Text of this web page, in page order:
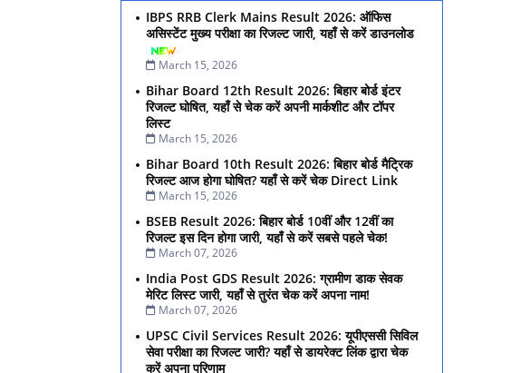
IBPS RRB Clerk Mains Result 2026: ऑफिस
असिस्टेंट मुख्य परीक्षा का रिजल्ट जारी, यहाँ से करें डाउनलोड
March 15, 2026
Bihar Board 12th Result 2026: बिहार बोर्ड इंटर
रिजल्ट घोषित, यहाँ से चेक करें अपनी मार्कशीट और टॉपर
लिस्ट
March 15, 2026
Bihar Board 10th Result 2026: बिहार बोर्ड मैट्रिक
रिजल्ट आज होगा घोषित? यहाँ से करें चेक Direct Link
March 15, 2026
BSEB Result 2026: बिहार बोर्ड 10वीं और 12वीं का
रिजल्ट इस दिन होगा जारी, यहाँ से करें सबसे पहले चेक!
March 07, 2026
India Post GDS Result 2026: ग्रामीण डाक सेवक
मेरिट लिस्ट जारी, यहाँ से तुरंत चेक करें अपना नाम!
March 07, 2026
UPSC Civil Services Result 2026: यूपीएससी सिविल
सेवा परीक्षा का रिजल्ट जारी? यहाँ से डायरेक्ट लिंक द्वारा चेक
करें अपना परिणाम